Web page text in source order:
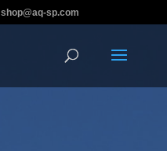
shop@aq-sp.com